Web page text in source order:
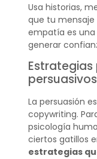
Usa historias,
que tu mensaje
empatía es
generar
persuasivos
La persuasión
copywriting.
psicología
ciertos gatillos
estrategias